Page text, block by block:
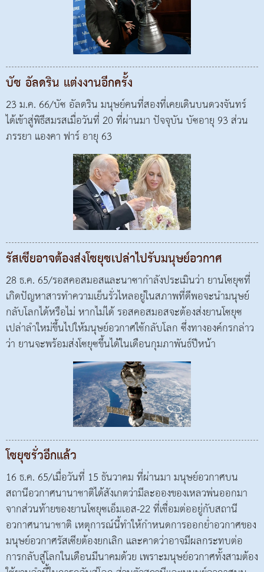
บัซ อัลดริน แต่งงานอีกครั้ง
23 ม.ค. 66/บัซ อัลดริน มนุษย์คนที่สองที่เคยเดินบนดวงจันทร์
ได้เข้าสู่พิธีสมรสเมื่อวันที่ 20 ที่ผ่านมา ปัจจุบัน บัซอายุ 93 ส่วน
ภรรยา แองคา ฟาร์ อายุ 63
รัสเซียอาจต้องส่งโซยุซเปล่าไปรับมนุษย์อวกาศ
28 ธ.ค. 65/รอสคอสมอสและนาซากำลังประเมินว่า ยานโซยุซที่
เกิดปัญหาสารทำความเย็นรั่วไหลอยู่ในสภาพที่ดีพอจะนำมนุษย์
กลับโลกได้หรือไม่ หากไม่ได้ รอสคอสมอสจะต้องส่งยานโซยุซ
เปล่าลำใหม่ขึ้นไปให้มนุษย์อวกาศใช้กลับโลก ซึ่งทางองค์กรกล่าว
ว่า ยานจะพร้อมส่งโซยุซขึ้นได้ในเดือนกุมภาพันธ์ปีหน้า
โซยุซรั่วอีกแล้ว
16 ธ.ค. 65/เมื่อวันที่ 15 ธันวาคม ที่ผ่านมา มนุษย์อวกาศบน
สถานีอวกาศนานาชาติได้สังเกตว่ามีละอองของเหลวพ่นออกมา
จากส่วนท้ายของยานโซยุซเอ็มเอส-22 ที่เชื่อมต่ออยู่กับสถานี
อวกาศนานาชาติ เหตุการณ์นี้ทำให้กำหนดการออกย่ำอวกาศของ
มนุษย์อวกาศรัสเซียต้องยกเลิก และคาดว่าอาจมีผลกระทบต่อ
การกลับสู่โลกในเดือนมีนาคมด้วย เพราะมนุษย์อวกาศทั้งสามต้อง